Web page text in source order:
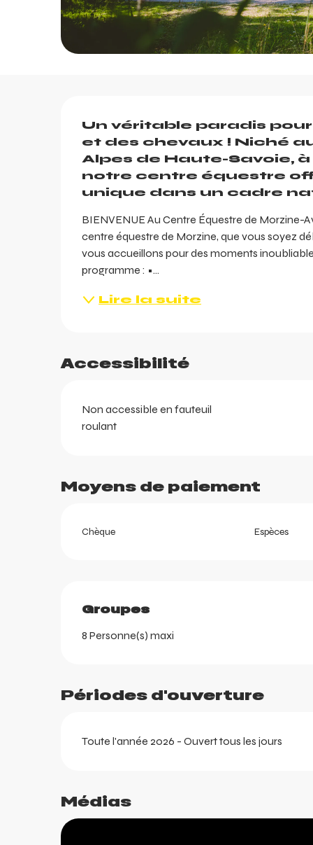
Un véritable paradis
et des chevaux ! Niché
Alpes de Haute-Savoie,
notre centre équestre
unique dans un cadre
BIENVENUE Au Centre Équestre de Morzine-
centre équestre de Morzine, que vous soyez
vous accueillons pour des moments
programme : •...
Lire la suite
Accessibilité
Non accessible en fauteuil
roulant
Moyens de paiement
Chèque Espèces
Groupes
Groupes
8 Personne(s) maxi
Périodes d'ouverture
Toute l'année 2026 - Ouvert tous les jours
Médias